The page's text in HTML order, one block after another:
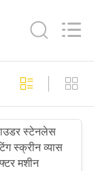
स्टेनलेस
स्क्रीन व्यास
मशीन